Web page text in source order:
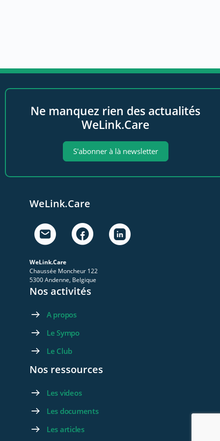
Ne manquez rien des actualités
WeLink.Care
S'abonner à là newsletter
WeLink.Care
WeLink.Care
Chaussée Moncheur 122
5300 Andenne, Belgique
Nos activités
A propos
Le Sympo
Le Club
Nos ressources
Les videos
Les documents
Les articles